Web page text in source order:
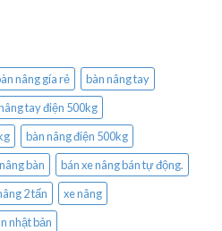
nâng gía rẻ
bàn nâng tay
tay điện 500kg
bàn nâng điện 500kg
bàn
bán xe nâng bán tự động.
2 tấn
xe nâng
nhật bản